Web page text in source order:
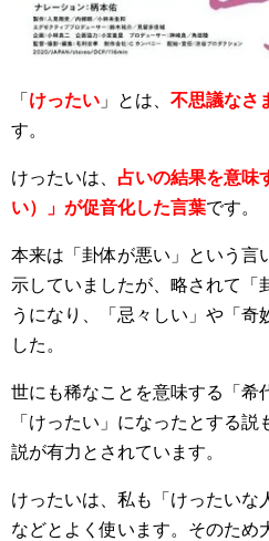
「 けったい 」とは、 不思議なさ
す。
けったいは、 占いの結果を意味
い）」が促音化した言葉です。
本来は「卦体が悪い」という言
示していましたが、略されて「
うになり、「忌々しい」や「奇
した。
世にも稀なことを意味する「希
「けったい」になったとする
説が有力とされています。
けったいは、私も「けったいな
などとよく使います。そのため